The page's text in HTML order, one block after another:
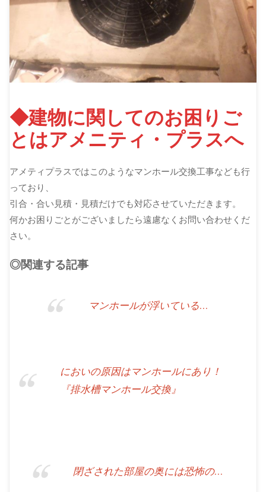
◆建物に関してのお困りご
とはアメニティ・プラスへ
アメティプラスではこのようなマンホール交換工事なども行
っており、
引合・合い見積・見積だけでも対応させていただきます。
何かお困りごとがございましたら遠慮なくお問い合わせくだ
さい。
◎関連する記事
マンホールが浮いている…
においの原因はマンホールにあり！
『排水槽マンホール交換』
閉ざされた部屋の奥には恐怖の…